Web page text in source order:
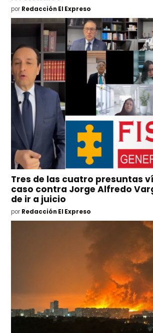
por Redacción El Expreso
Tres de las cuatro presuntas
caso contra Jorge Alfredo
de ir a juicio
por Redacción El Expreso